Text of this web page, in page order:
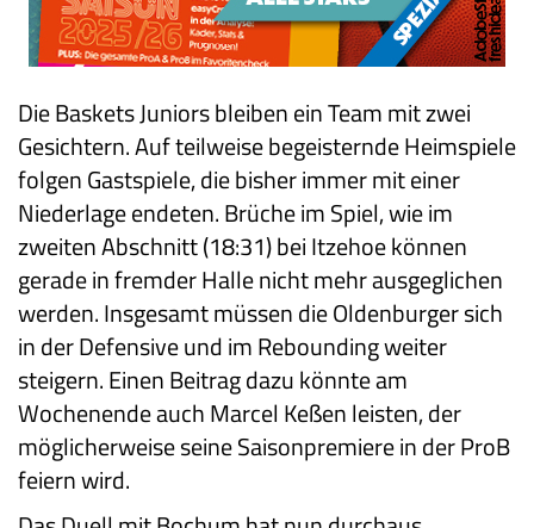
Die Baskets Juniors bleiben ein Team mit zwei
Gesichtern. Auf teilweise begeisternde Heimspiele
folgen Gastspiele, die bisher immer mit einer
Niederlage endeten. Brüche im Spiel, wie im
zweiten Abschnitt (18:31) bei Itzehoe können
gerade in fremder Halle nicht mehr ausgeglichen
werden. Insgesamt müssen die Oldenburger sich
in der Defensive und im Rebounding weiter
steigern. Einen Beitrag dazu könnte am
Wochenende auch Marcel Keßen leisten, der
möglicherweise seine Saisonpremiere in der ProB
feiern wird.